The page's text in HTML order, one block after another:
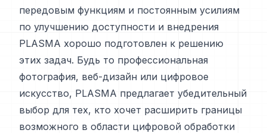
передовым функциям и постоянным усилиям
по улучшению доступности и внедрения
PLASMA хорошо подготовлен к решению
этих задач. Будь то профессиональная
фотография, веб-дизайн или цифровое
искусство, PLASMA предлагает убедительный
выбор для тех, кто хочет расширить границы
возможного в области цифровой обработки